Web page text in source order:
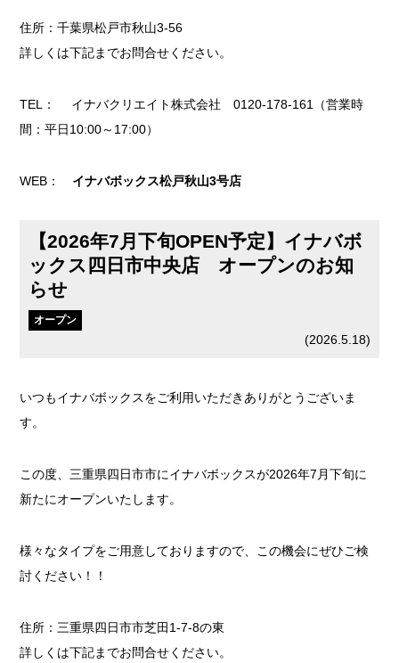
住所：千葉県松戸市秋山3-56
詳しくは下記までお問合せください。
TEL： イナバクリエイト株式会社 0120-178-161（営業時
間：平日10:00～17:00）
WEB： イナバボックス松戸秋山3号店
【2026年7月下旬OPEN予定】イナバボ
ックス四日市中央店 オープンのお知
らせ
オープン
(2026.5.18)
いつもイナバボックスをご利用いただきありがとうございま
す。
この度、三重県四日市市にイナバボックスが2026年7月下旬に
新たにオープンいたします。
様々なタイプをご用意しておりますので、この機会にぜひご検
討ください！！
住所：三重県四日市市芝田1-7-8の東
詳しくは下記までお問合せください。